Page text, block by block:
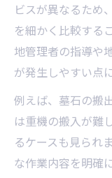
ビスが異なるため
を細かく比較する
地管理者の指導や
が発生しやすい点
例えば、墓石の搬
は重機の搬入が難
るケースも見られ
な作業内容を明確